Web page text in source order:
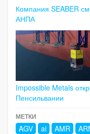
Компания SEABER
АНПА
Impossible Metals
Пенсильвании
МЕТКИ
AGV ai AMR